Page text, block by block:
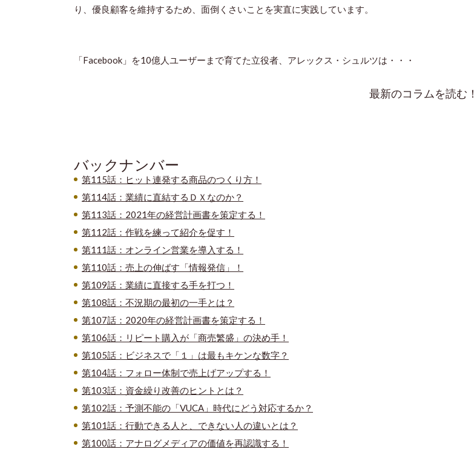
り、優良顧客を維持するため、面倒くさいことを実直に実践しています。
「Facebook 」を10億人ユーザーまで育てた立役者、アレックス・シュルツは ・・・
最新のコラムを読む！
バックナンバー
第115話：ヒット連発する商品のつくり方！
第114話：業績に直結するＤＸなのか？
第113話：2021年の経営計画書を策定する！
第112話：作戦を練って紹介を促す！
第111話：オンライン営業を導入する！
第110話：売上の伸ばす「情報発信」！
第109話：業績に直接する手を打つ！
第108話：不況期の最初の一手とは？
第107話：2020年の経営計画書を策定する！
第106話：リピート購入が「商売繁盛」の決め手！
第105話：ビジネスで「１」は最もキケンな数字？
第104話：フォロー体制で売上げアップする！
第103話：資金繰り改善のヒントとは？
第102話：予測不能の「VUCA」時代にどう対応するか？
第101話：行動できる人と、できない人の違いとは？
第100話：アナログメディアの価値を再認識する！